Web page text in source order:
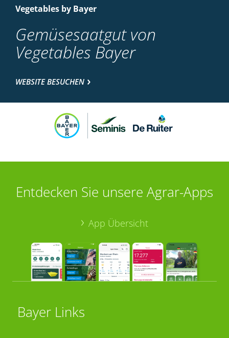
Vegetables by Bayer
Gemüsesaatgut von
Vegetables Bayer
WEBSITE BESUCHEN
Entdecken Sie unsere Agrar-Apps
App Übersicht
Bayer Links